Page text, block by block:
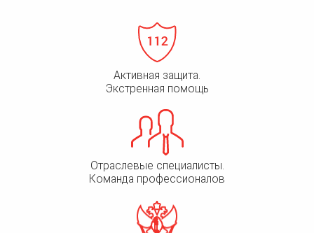
Активная защита.
Экстренная помощь
Отраслевые специалисты.
Команда профессионалов